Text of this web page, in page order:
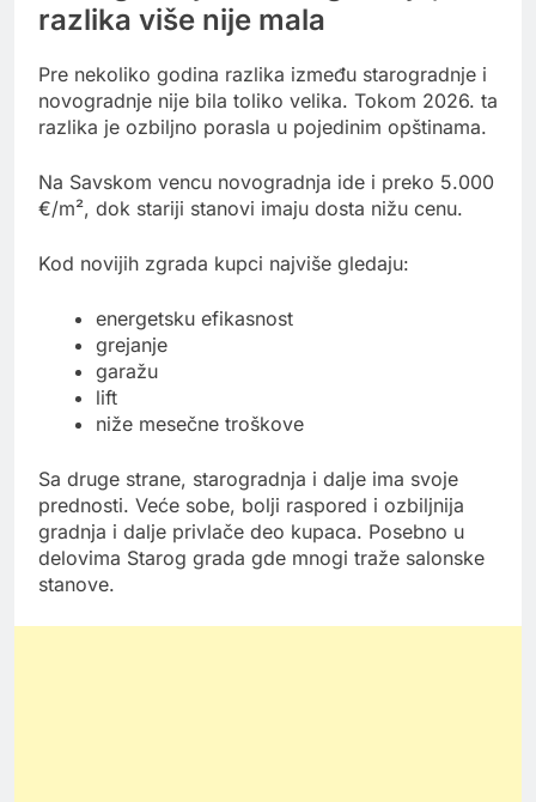
razlika više nije mala
Pre nekoliko godina razlika između starogradnje i
novogradnje nije bila toliko velika. Tokom 2026. ta
razlika je ozbiljno porasla u pojedinim opštinama.
Na Savskom vencu novogradnja ide i preko 5.000
€/m², dok stariji stanovi imaju dosta nižu cenu.
Kod novijih zgrada kupci najviše gledaju:
energetsku efikasnost
grejanje
garažu
lift
niže mesečne troškove
Sa druge strane, starogradnja i dalje ima svoje
prednosti. Veće sobe, bolji raspored i ozbiljnija
gradnja i dalje privlače deo kupaca. Posebno u
delovima Starog grada gde mnogi traže salonske
stanove.